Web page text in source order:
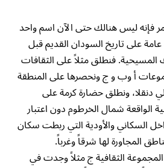
فإنه ليس هنالك حتى الآن اسم واحد
على تاريخ السودان القديم قبل
فنطلق مثلاً على الثقافات
أ وب و ج ونحصرها على المنطقة
دنقلا، ونطلق حضارة كرمة على
الواقعة شمال الخرطوم دون اعتبار
السكاني والأودية التي ربطت سكان
المجاورة لها شرقاً وغرباً.
الثقافية ج مثلاً وجدت في